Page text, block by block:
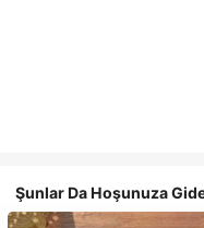
Şunlar Da Hoşunuza